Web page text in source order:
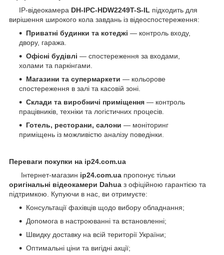
IP-відеокамера DH-IPC-HDW2249T-S-IL підходить для
вирішення широкого кола завдань із відеоспостереження:
Приватні будинки та котеджі — контроль входу,
двору, гаража.
Офісні будівлі — спостереження за входами,
холами та паркінгами.
Магазини та супермаркети — кольорове
спостереження в залі та касовій зоні.
Склади та виробничі приміщення — контроль
працівників, техніки та логістичних процесів.
Готель, ресторани, салони — моніторинг
приміщень із можливістю аналізу поведінки.
Переваги покупки на ip24.com.ua
Інтернет-магазин ip24.com.ua пропонує тільки
оригінальні відеокамери Dahua з офіційною гарантією та
підтримкою. Купуючи в нас, ви отримуєте:
Консультації фахівців щодо вибору обладнання;
Допомога в настроюванні та встановленні;
Швидку доставку на всій території України;
Оптимальні ціни та вигідні акції;